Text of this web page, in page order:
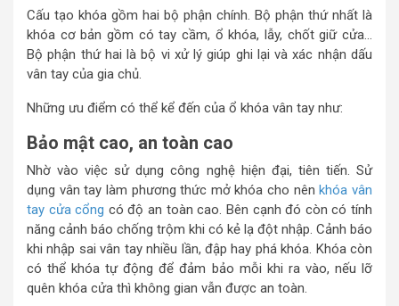
Cấu tạo khóa gồm hai bộ phận chính. Bộ phận thứ nhất là
khóa cơ bản gồm có tay cầm, ổ khóa, lẫy, chốt giữ cửa…
Bộ phận thứ hai là bộ vi xử lý giúp ghi lại và xác nhận dấu
vân tay của gia chủ.
Những ưu điểm có thể kể đến của ổ khóa vân tay như:
Bảo mật cao, an toàn cao
Nhờ vào việc sử dụng công nghệ hiện đại, tiên tiến. Sử
dụng vân tay làm phương thức mở khóa cho nênkhóa vân
tay cửa cổng có độ an toàn cao. Bên cạnh đó còn có tính
năng cảnh báo chống trộm khi có kẻ lạ đột nhập. Cảnh báo
khi nhập sai vân tay nhiều lần, đập hay phá khóa. Khóa còn
có thể khóa tự động để đảm bảo mỗi khi ra vào, nếu lỡ
quên khóa cửa thì không gian vẫn được an toàn.